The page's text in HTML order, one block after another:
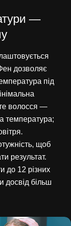
—
дозволяє
під
волосся —
температура;
щоб
результат.
до 12 різних
досвід більш